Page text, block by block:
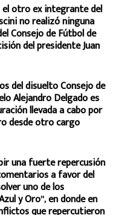
otro ex integrante del
no realizó ninguna
Consejo de Fútbol de
del presidente Juan
del disuelto Consejo de
Alejandro Delgado es
llevada a cabo por
desde otro cargo
una fuerte repercusión
a favor del
uno de los
y Oro”, en donde en
que repercutieron